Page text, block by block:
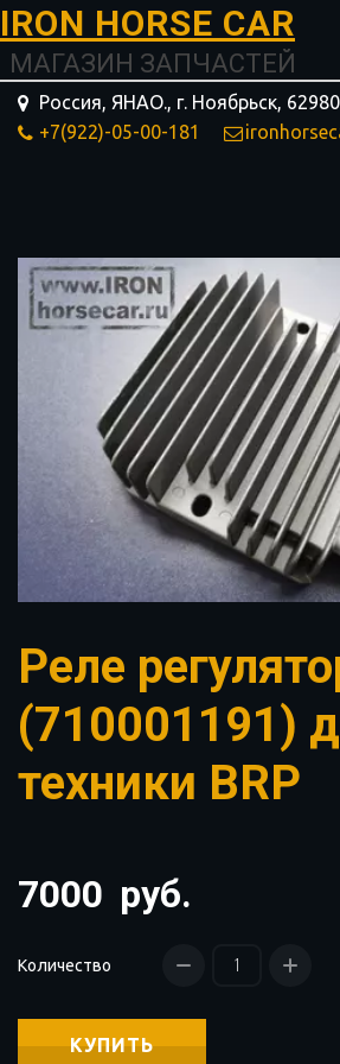
I­­RON HORSE ­­­­­­CAR
МАГАЗИН ЗАПЧАСТЕЙ
Россия, ЯНАО., г. Ноябрьск,
+7(922)-05-00-181
Реле
(710001191)
техники BRP
7000 руб.
Количество
КУПИТЬ